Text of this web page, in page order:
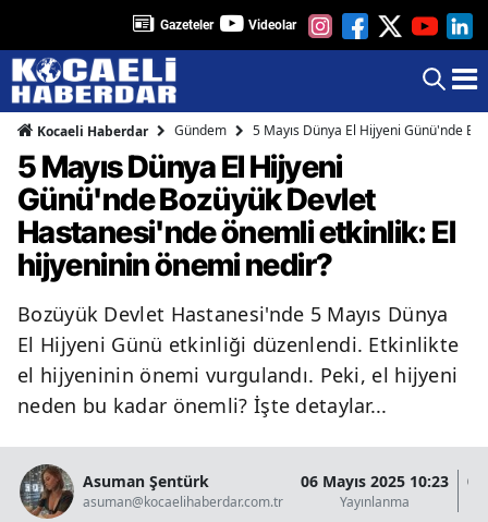
Gazeteler Videolar
Kocaeli Haberdar Gündem 5 Mayıs Dünya El Hijyeni Günü'nde
5 Mayıs Dünya El Hijyeni
Günü'nde Bozüyük Devlet
Hastanesi'nde önemli etkinlik: El
hijyeninin önemi nedir?
Bozüyük Devlet Hastanesi'nde 5 Mayıs Dünya
El Hijyeni Günü etkinliği düzenlendi. Etkinlikte
el hijyeninin önemi vurgulandı. Peki, el hijyeni
neden bu kadar önemli? İşte detaylar...
Asuman Şentürk
asuman@kocaelihaberdar.com.tr
06 Mayıs 2025 10:23
Yayınlanma
06